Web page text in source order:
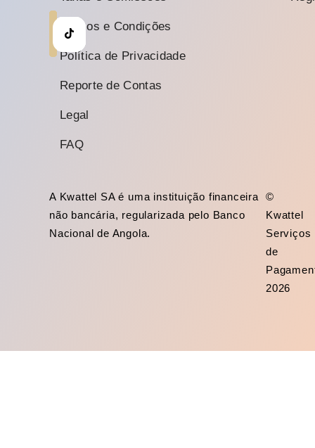
Termos e Condições
Política de Privacidade
Reporte de Contas
Legal
FAQ
A Kwattel SA é uma instituição financeira
não bancária, regularizada pelo Banco
Nacional de Angola.
©
Kwattel
Serviços
de
2026